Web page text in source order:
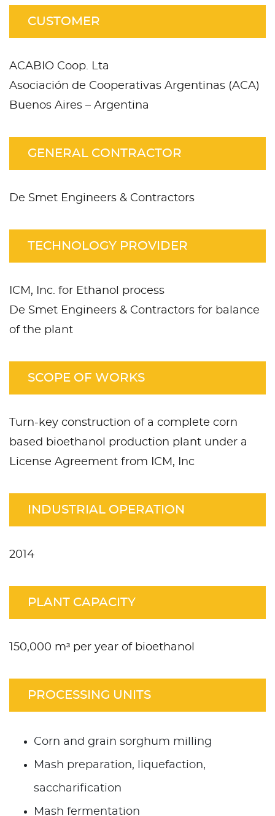
CUSTOMER
ACABIO Coop. Lta
Asociación de Cooperativas Argentinas (ACA)
Buenos Aires – Argentina
GENERAL CONTRACTOR
De Smet Engineers & Contractors
TECHNOLOGY PROVIDER
ICM, Inc. for Ethanol process
De Smet Engineers & Contractors for balance
of the plant
SCOPE OF WORKS
Turn-key construction of a complete corn
based bioethanol production plant under a
License Agreement from ICM, Inc
INDUSTRIAL OPERATION
2014
PLANT CAPACITY
150,000 m³ per year of bioethanol
PROCESSING UNITS
Corn and grain sorghum milling
Mash preparation, liquefaction,
saccharification
Mash fermentation